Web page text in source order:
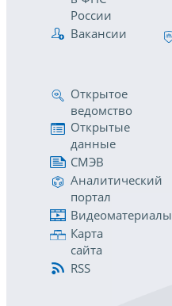
России
Вакансии
Открытое
ведомство
Открытые
данные
СМЭВ
Аналитический
портал
Видеоматериалы
Карта
сайта
RSS